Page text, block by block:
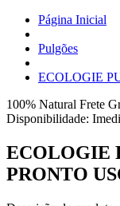
Página Inicial
Pulgões
ECOLOGIE
100% Natural Frete
Disponibilidade:
ECOLOGIE
PRONTO